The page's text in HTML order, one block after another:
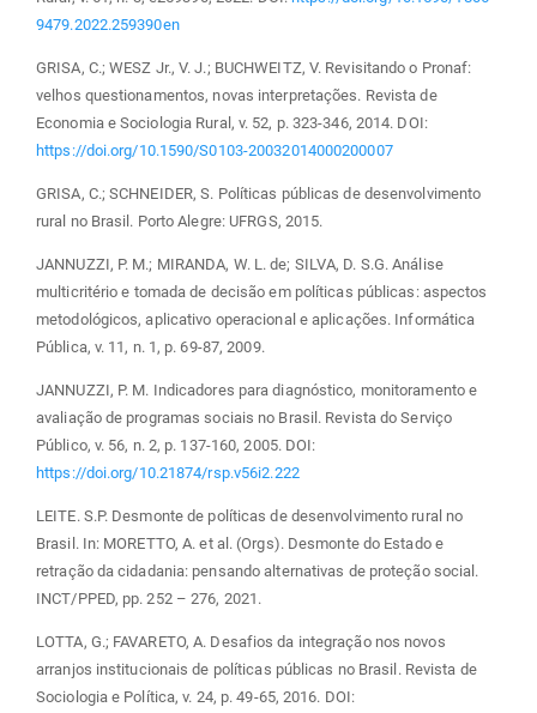
9479.2022.259390en
GRISA, C.; WESZ Jr., V. J.; BUCHWEITZ, V. Revisitando o Pronaf:
velhos questionamentos, novas interpretações. Revista de
Economia e Sociologia Rural, v. 52, p. 323-346, 2014. DOI:
https://doi.org/10.1590/S0103-20032014000200007
GRISA, C.; SCHNEIDER, S. Políticas públicas de desenvolvimento
rural no Brasil. Porto Alegre: UFRGS, 2015.
JANNUZZI, P. M.; MIRANDA, W. L. de; SILVA, D. S.G. Análise
multicritério e tomada de decisão em políticas públicas: aspectos
metodológicos, aplicativo operacional e aplicações. Informática
Pública, v. 11, n. 1, p. 69-87, 2009.
JANNUZZI, P. M. Indicadores para diagnóstico, monitoramento e
avaliação de programas sociais no Brasil. Revista do Serviço
Público, v. 56, n. 2, p. 137-160, 2005. DOI:
https://doi.org/10.21874/rsp.v56i2.222
LEITE. S.P. Desmonte de políticas de desenvolvimento rural no
Brasil. In: MORETTO, A. et al. (Orgs). Desmonte do Estado e
retração da cidadania: pensando alternativas de proteção social.
INCT/PPED, pp. 252 – 276, 2021.
LOTTA, G.; FAVARETO, A. Desafios da integração nos novos
arranjos institucionais de políticas públicas no Brasil. Revista de
Sociologia e Política, v. 24, p. 49-65, 2016. DOI: